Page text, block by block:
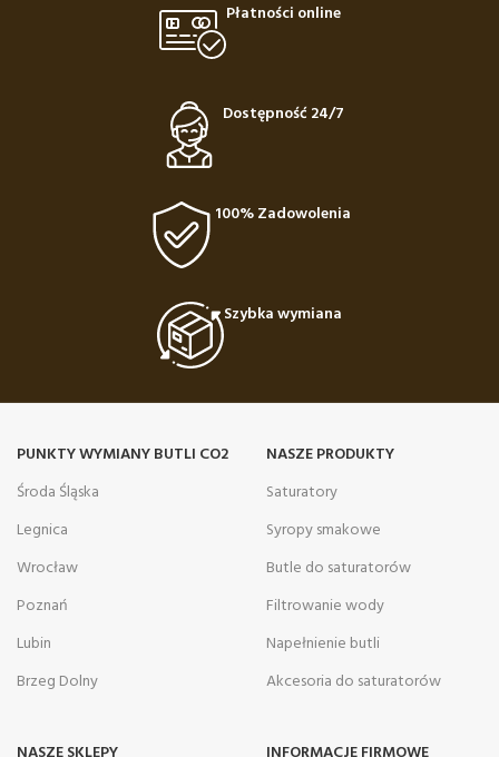
Płatności online
Dostępność 24/7
100% Zadowolenia
Szybka wymiana
PUNKTY WYMIANY BUTLI CO2
Środa Śląska
Legnica
Wrocław
Poznań
Lubin
Brzeg Dolny
NASZE PRODUKTY
Saturatory
Syropy smakowe
Butle do saturatorów
Filtrowanie wody
Napełnienie butli
Akcesoria do saturatorów